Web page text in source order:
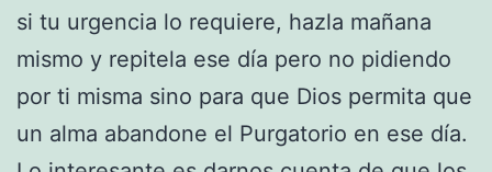
si tu urgencia lo requiere, hazla mañana
mismo y repitela ese día pero no pidiendo
por ti misma sino para que Dios permita que
un alma abandone el Purgatorio en ese día.